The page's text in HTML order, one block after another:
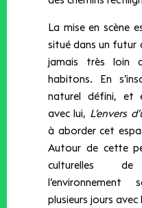
La mise en scène
situé dans un futur
jamais très loin
habitons. En
naturel défini, et
avec lui, L’envers
à aborder cet
Autour de cette
culturelles
plusieurs jours